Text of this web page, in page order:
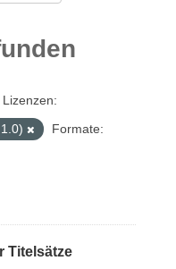
Lizenzen:
Formate:
Titelsätze